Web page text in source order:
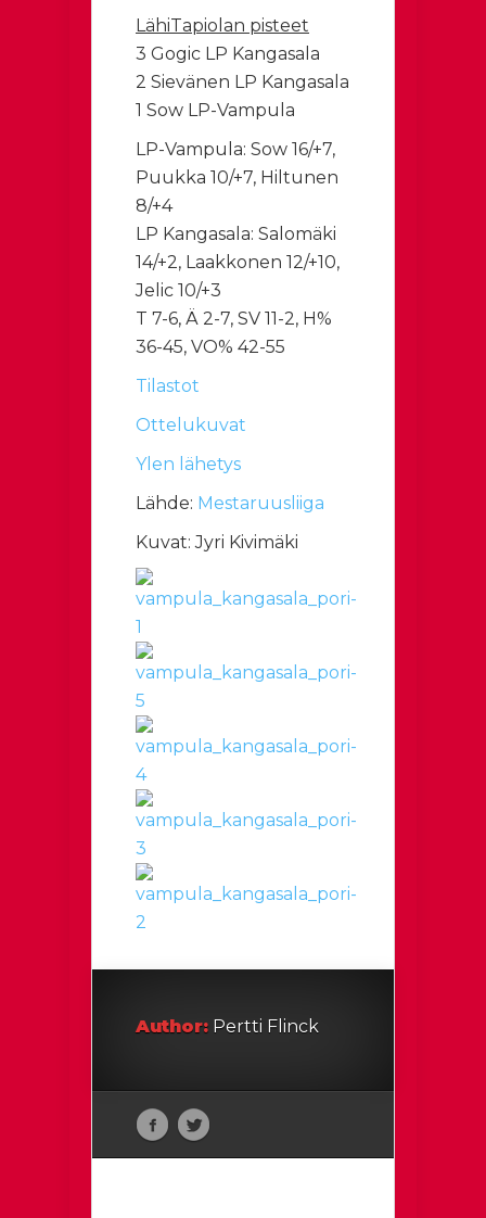
LähiTapiolan pisteet
3 Gogic LP Kangasala
2 Sievänen LP Kangasala
1 Sow LP-Vampula
LP-Vampula: Sow 16/+7,
Puukka 10/+7, Hiltunen
8/+4
LP Kangasala: Salomäki
14/+2, Laakkonen 12/+10,
Jelic 10/+3
T 7-6, Ä 2-7, SV 11-2, H%
36-45, VO% 42-55
Tilastot
Ottelukuvat
Ylen lähetys
Lähde: Mestaruusliiga
Kuvat: Jyri Kivimäki
Author: Pertti Flinck